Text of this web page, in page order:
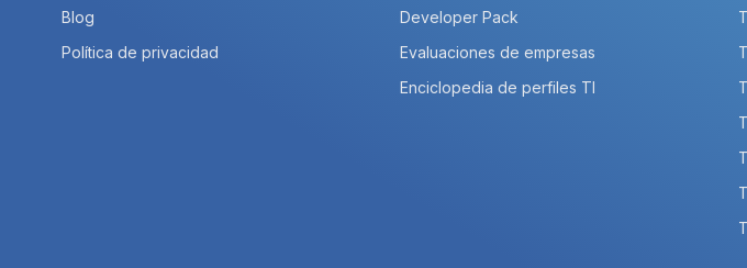
Blog
Política de privacidad
Developer Pack
Evaluaciones de empresas
Enciclopedia de perfiles TI